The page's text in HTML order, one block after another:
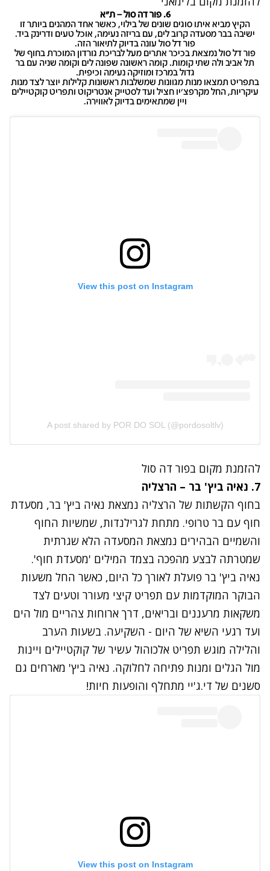
6. פור דה סול – ת"א
הקיץ מביא איתו סוגים שונים של בילוי, כאשר אחד המהנים ביותר זו
ישיבה בבר מסעדה קרוב לים, עם בריזה נעימה, אוכל טעים ודרינק ביד.
פור דל סול עונה בדיוק לתיאור הזה.
פור דל סול נמצאת בכיכר אתרים מעל לבריכת גורדון המוכרת בחוף של
תל אביב ולה שתי קומות. קומה ראשונה שפונה לים וקומה שניה עם בר
גדול במרכז ומוזיקה נעימה וכיפית.
בתפריט תמצאו מנות מגוונות שמשלבות ראשונות קלילות יוצר לצד מנות
עיקריות, החל מקרפצ'יו חציל ועד לסטייק אנטריקוט ותפריט קוקטיילים
ויין שמתאימים בדיוק לאווירה.
View this post on Instagram
A post shared by POR DO SOL (@pordosoltlv)
להזמנת מקום בפור דה סול
7. נאיה ביץ' בר – הרצליה
בחוף הקשתות של הרצליה נמצאת נאיה ביץ' בר, מסעדת
חוף עם בר טרופי. מתחת לגרילנדות, שמשיות החוף
והשמיים הבהירים נמצאת המסעדה הלא שגרתית
שמטרתה לבצע מהפכה בצמד המילים 'מסעדת חוף'.
נאיה ביץ' בר פועלת לאורך כל היום, כאשר החל משעות
הבוקר המוקדמות עם תפריט קיצי מעורר וטעים לצד
משקאות מרעננים ובריאים, דרך ארוחות צהריים מול הים
ועד רגעי השיא של היום - השקיעה. בשעות הערב
והלילה מוגש תפריט אלכוהול עשיר של קוקטיילים ויינות
מול הגלים ומנות פתיחה לחלוקה. נאיה ביץ' מארחים גם
סשנים של די.ג'יי מתחלף והופעות חיות!
View this post on Instagram